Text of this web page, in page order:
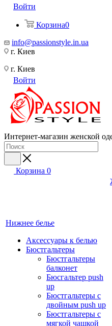
Войти
Корзина0
info@passionstyle.in.ua
г. Киев
г. Киев
Войти
Интернет-магазин женской
Корзина 0
Нижнее белье
Аксессуары к белью
Бюстгальтеры
Бюстгальтеры
балконет
Бюсгальтер push
up
Бюстгальтеры с
двойным push up
Бюстгальтеры с
мягкой чашкой